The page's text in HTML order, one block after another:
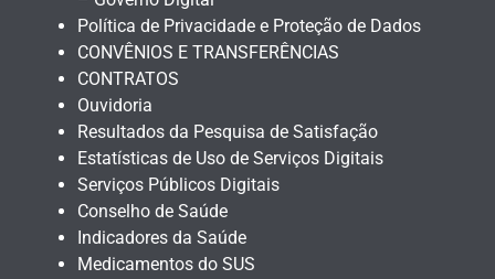
Política de Privacidade e Proteção de Dados
CONVÊNIOS E TRANSFERÊNCIAS
CONTRATOS
Ouvidoria
Resultados da Pesquisa de Satisfação
Estatísticas de Uso de Serviços Digitais
Serviços Públicos Digitais
Conselho de Saúde
Indicadores da Saúde
Medicamentos do SUS